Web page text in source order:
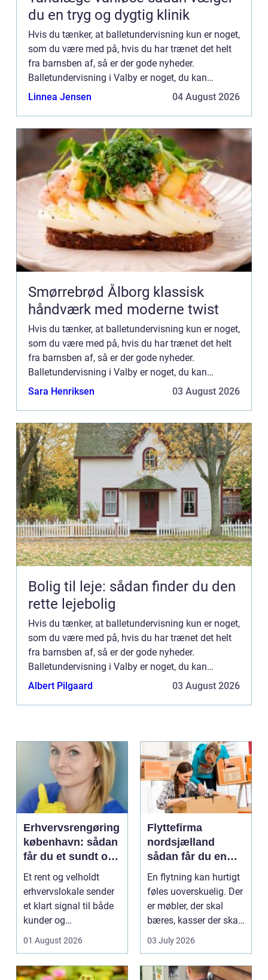
du en tryg og dygtig klinik
Hvis du tænker, at balletundervisning kun er noget,
som du være med på, hvis du har trænet det helt
fra barnsben af, så er der gode nyheder.
Balletundervisning i Valby er noget, du kan
tilmelde dig i mange forskellige aldre – drømmen
Linnea Jensen 04 August 2026
Smørrebrød Ålborg klassisk
håndværk med moderne twist
Hvis du tænker, at balletundervisning kun er noget,
som du være med på, hvis du har trænet det helt
fra barnsben af, så er der gode nyheder.
Balletundervisning i Valby er noget, du kan
tilmelde dig i mange forskellige aldre – drømmen
Sara Henriksen 03 August 2026
Bolig til leje: sådan finder du den
rette lejebolig
Hvis du tænker, at balletundervisning kun er noget,
som du være med på, hvis du har trænet det helt
fra barnsben af, så er der gode nyheder.
Balletundervisning i Valby er noget, du kan
tilmelde dig i mange forskellige aldre – drømmen
Albert Pilgaard 03 August 2026
Erhvervsrengøring
københavn: sådan
får du et sundt og
professionelt
arbejdsmiljø
Et rent og velholdt
erhvervslokale sender
et klart signal til både
kunder og
01 August 2026
Flyttefirma
nordsjælland
sådan får du en
tryg og effektiv
flytning
En flytning kan hurtigt
føles uoverskuelig. Der
er møbler, der skal
bæres, kasser der skal
pakkes, o...
03 July 2026